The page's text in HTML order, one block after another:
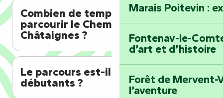
Marais Poitevin :
Fontenay-le-
d’art et d’histoire
Forêt de Mervent-
l’aventure
Combien de temps faut-il pour
parcourir le Chemin des
Châtaignes ?
Le parcours est-il adapté aux
débutants ?